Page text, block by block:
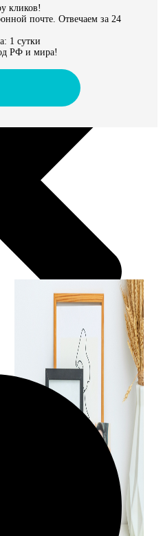
кликов!
почте. Отвечаем за 24
1 сутки
РФ и мира!